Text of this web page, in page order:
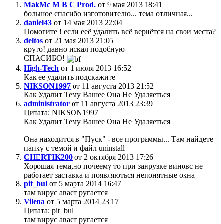
MakMc M B C Prod. от 9 мая 2013 18:41
большое спасибо изготовителю... тема отличная...
daniel43 от 14 мая 2013 22:04
Помогите ! если ееё удалить всё вернётся на свои места?
deltos от 21 мая 2013 21:05
круто! давно искал подобную
СПАСИБО!
High-Tech от 1 июля 2013 16:52
Как ее удалить подскажите
NIKSON1997 от 11 августа 2013 21:52
Как Удалит Тему Вашее Она Не Удаляеться
administrator от 11 августа 2013 23:39
Цитата: NIKSON1997
Как Удалит Тему Вашее Она Не Удаляеться
Она находится в "Пуск" - все программы... Там найдете
папку с темой и файл uninstall
CHERTIK200 от 2 октября 2013 17:26
Хорошая тема,но почеему то при занрузке виновс не
работает заставка и появляються непонятные окна
pit_bul от 5 марта 2014 16:47
там вирус аваст ругается
Vilena от 5 марта 2014 23:17
Цитата: pit_bul
там вирус аваст ругается